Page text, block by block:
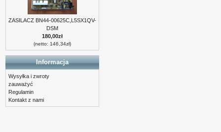
ZASILACZ BN44-00625C,L5SX1QV-
DSM
180,00zł
(netto: 146,34zł)
Informacja
Wysyłka i zwroty
zauważyć
Regulamin
Kontakt z nami